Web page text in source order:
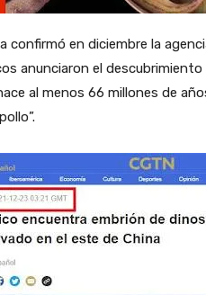
confirmó en diciembre la
anunciaron el
al menos 66 millones de